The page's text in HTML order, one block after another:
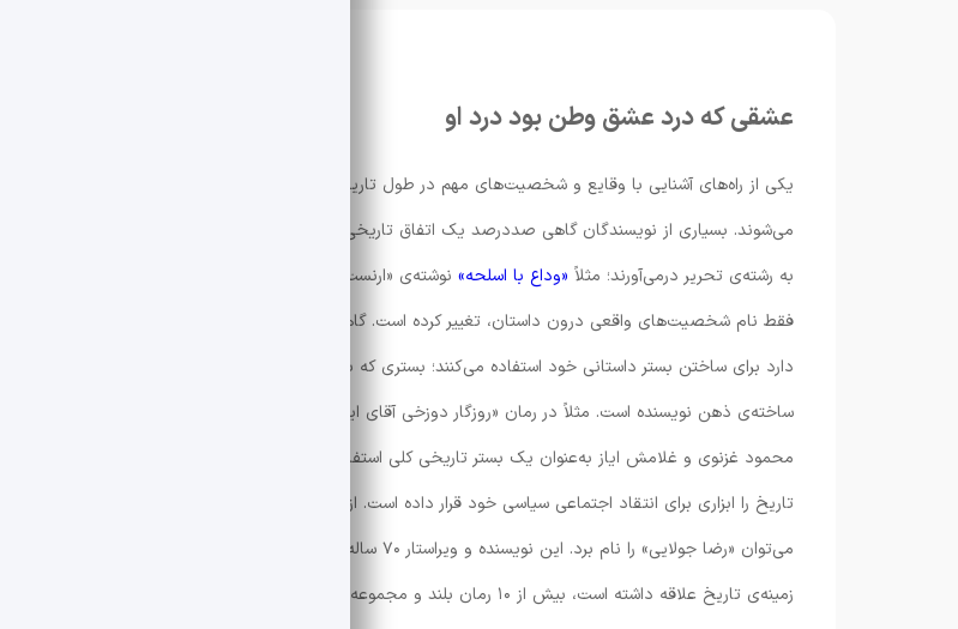
عشقی که درد عشق وطن بود درد او
یکی از راه‌های آشنایی با وقایع و شخصیت‌های مهم در طول تاریخ، خواندن رمان‌هایی است که تحت‌عنوان «رمان
می‌شوند. بسیاری از نویسندگان گاهی صددرصد یک اتفاق تاریخی را بدون دست بردن در واقعیت و افزودن
به رشته‌ی تحریر درمی‌آورند؛ مثلاً «وداع با اسلحه»‌ نوشته‌ی «ارنست همینگوی» رمانی است که کاملاً بر پایه‌ی
فقط نام شخصیت‌های واقعی درون داستان، تغییر کرده است. گاهی هم نویسندگان از یک چارچوب تاریخی که مبنایی
دارد برای ساختن بستر داستانی خود استفاده می‌کنند؛ بستری که با وجود داشتن وابستگی‌هایی به واقعیت، سرشار
ساخته‌ی ذهن نویسنده است. مثلاً در رمان «روزگار دوزخی آقای ایاز» نوشته‌ی «رضا براهنی»، نویسنده از الگوی کلی
محمود غزنوی و غلامش ایاز به‌عنوان یک بستر تاریخی کلی استفاده کرده و از طریق آن، به زمان‌هایی دیگر نیز
تاریخ را ابزاری برای انتقاد اجتماعی سیاسی خود قرار داده است. از میان نویسندگان ایرانی‌ای که به نوشتن
می‌توان «رضا جولایی» را نام برد. این نویسنده و ویراستار ۷۰ ساله‌ی پرکار و پرجایزه که از همان
زمینه‌ی تاریخ علاقه داشته است، بیش از ۱۰ رمان بلند و مجموعه داستان دارد که برخی از آن‌ها جوایزی را هم